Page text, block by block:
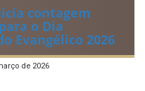
contagem
o Dia
Evangélico 2026
de 2026